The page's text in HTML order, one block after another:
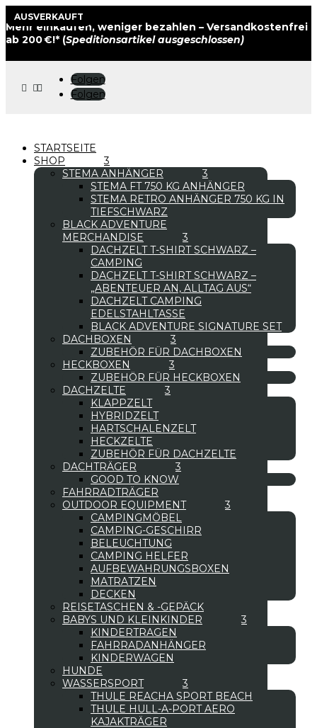
Mehr einkaufen, weniger bezahlen – Versandkostenfrei
ab 200 €!* (Speditionsartikel ausgeschlossen)
 
Folgen
Folgen
STARTSEITE
SHOP
STEMA ANHÄNGER
STEMA FT 750 KG ANHÄNGER
STEMA RETRO ANHÄNGER 750 KG IN
TIEFSCHWARZ
BLACK ADVENTURE
MERCHANDISE
DACHZELT T-SHIRT SCHWARZ –
CAMPING
DACHZELT T-SHIRT SCHWARZ –
„ABENTEUER AN, ALLTAG AUS“
DACHZELT CAMPING
EDELSTAHLTASSE
BLACK ADVENTURE SIGNATURE SET
DACHBOXEN
ZUBEHÖR FÜR DACHBOXEN
HECKBOXEN
ZUBEHÖR FÜR HECKBOXEN
DACHZELTE
KLAPPZELT
HYBRIDZELT
HARTSCHALENZELT
HECKZELTE
ZUBEHÖR FÜR DACHZELTE
DACHTRÄGER
GOOD TO KNOW
FAHRRADTRÄGER
OUTDOOR EQUIPMENT
CAMPINGMÖBEL
CAMPING-GESCHIRR
BELEUCHTUNG
CAMPING HELFER
AUFBEWAHRUNGSBOXEN
MATRATZEN
DECKEN
REISETASCHEN & -GEPÄCK
BABYS UND KLEINKINDER
KINDERTRAGEN
FAHRRADANHÄNGER
KINDERWAGEN
HUNDE
WASSERSPORT
THULE REACHA SPORT BEACH
THULE HULL-A-PORT AERO
KAJAKTRÄGER
AUSVERKAUFT
BLACK SALE